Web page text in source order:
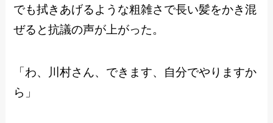
でも拭きあげるような粗雑さで長い髪をかき混
ぜると抗議の声が上がった。
「わ、川村さん、できます、自分でやりますか
ら」